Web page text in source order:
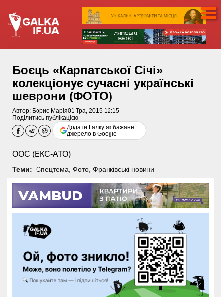
Боєць «Карпатської Січі»
колекціонує сучасні українські
шеврони (ФОТО)
Автор: Борис Марія01 Тра, 2015 12:15
Поділитись публікацією
Додати Галку як бажане
джерело в Google
ООС (ЕКС-АТО)
Теми: Спецтема Фото, Франківські новини